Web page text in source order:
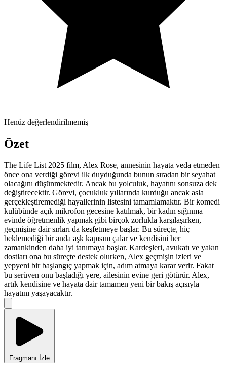
Henüz değerlendirilmemiş
Özet
The Life List 2025 film, Alex Rose, annesinin hayata veda etmeden
önce ona verdiği görevi ilk duyduğunda bunun sıradan bir seyahat
olacağını düşünmektedir. Ancak bu yolculuk, hayatını sonsuza dek
değiştirecektir. Görevi, çocukluk yıllarında kurduğu ancak asla
gerçekleştiremediği hayallerinin listesini tamamlamaktır. Bir komedi
kulübünde açık mikrofon gecesine katılmak, bir kadın sığınma
evinde öğretmenlik yapmak gibi birçok zorlukla karşılaşırken,
geçmişine dair sırları da keşfetmeye başlar. Bu süreçte, hiç
beklemediği bir anda aşk kapısını çalar ve kendisini her
zamankinden daha iyi tanımaya başlar. Kardeşleri, avukatı ve yakın
dostları ona bu süreçte destek olurken, Alex geçmişin izleri ve
yepyeni bir başlangıç yapmak için, adım atmaya karar verir. Fakat
bu serüven onu başladığı yere, ailesinin evine geri götürür. Alex,
artık kendisine ve hayata dair tamamen yeni bir bakış açısıyla
hayatını yaşayacaktır.
Fragmanı İzle